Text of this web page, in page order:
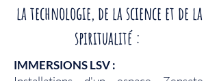
la technologie, de la science et de la
spiritualité :
IMMERSIONS LSV :